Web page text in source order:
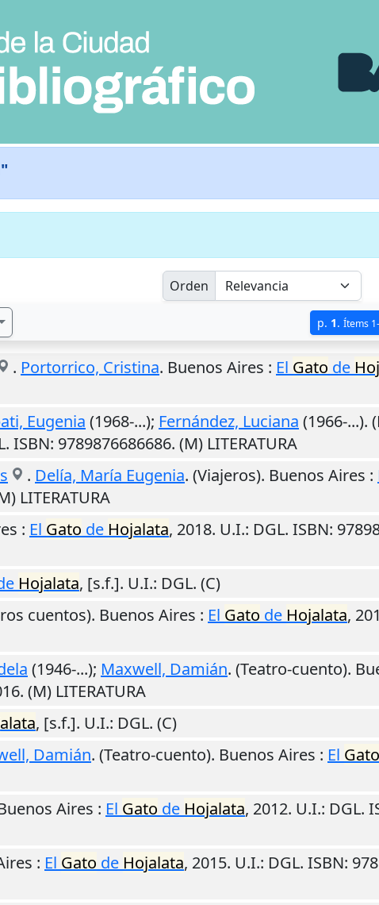
Orden
p. 1.Ítems
. Portorrico, Cristina. Buenos Aires : El Gato de
Eugenia (1968-...); Fernández, Luciana (1966-...).
ISBN: 9789876686686. (M) LITERATURA
. Delía, María Eugenia. (Viajeros). Buenos Aires :
LITERATURA
: El Gato de Hojalata, 2018. U.I.: DGL. ISBN:
Hojalata, [s.f.]. U.I.: DGL. (C)
cuentos). Buenos Aires : El Gato de Hojalata,
(1946-...); Maxwell, Damián. (Teatro-cuento).
(M) LITERATURA
, [s.f.]. U.I.: DGL. (C)
Damián. (Teatro-cuento). Buenos Aires : El Gato
Aires : El Gato de Hojalata, 2012. U.I.: DGL.
: El Gato de Hojalata, 2015. U.I.: DGL. ISBN: